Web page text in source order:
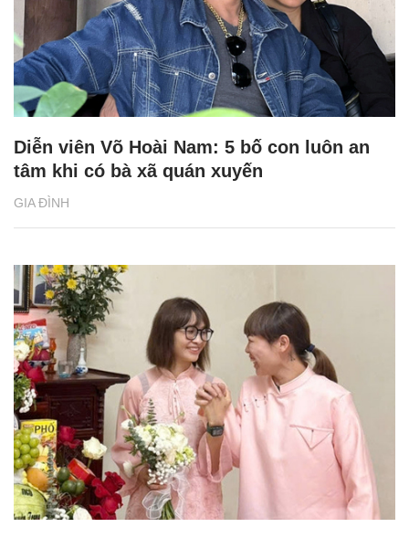
GIA ĐÌNH
Diễn viên Võ Hoài Nam: 5 bố con luôn an
tâm khi có bà xã quán xuyến